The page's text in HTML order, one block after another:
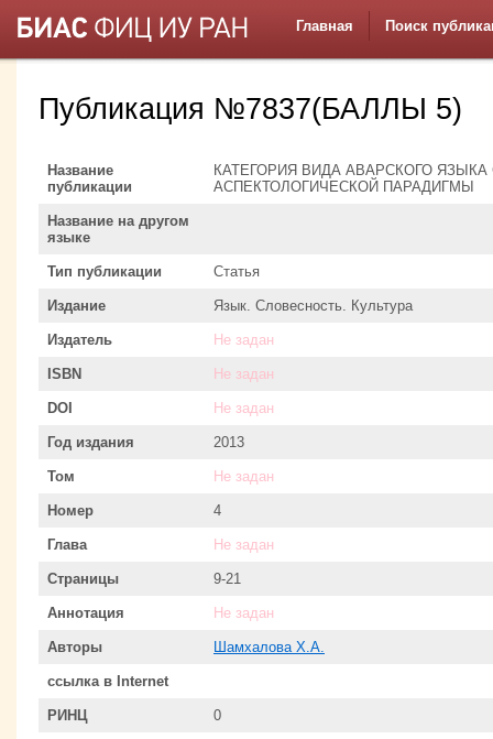
Главная Поиск
Публикация №7837(БАЛЛЫ 5)
Название
публикации
КАТЕГОРИЯ ВИДА АВАРСКОГО
АСПЕКТОЛОГИЧЕСКОЙ ПАРАДИГМЫ
Название на другом
языке
Тип публикации Статья
Издание Язык. Словесность. Культура
Издатель Не задан
ISBN Не задан
DOI Не задан
Год издания 2013
Том Не задан
Номер 4
Глава Не задан
Страницы 9-21
Аннотация Не задан
Авторы Шамхалова Х.А.
ссылка в Internet
РИНЦ 0